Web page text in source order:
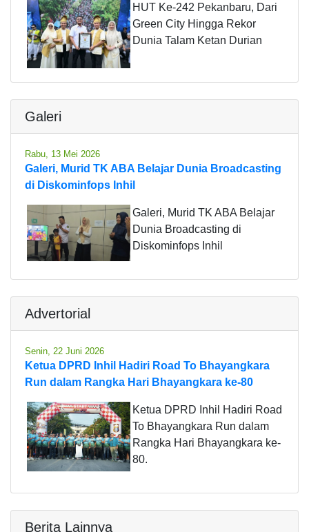
HUT Ke-242 Pekanbaru, Dari
Green City Hingga Rekor
Dunia Talam Ketan Durian
Galeri
Rabu, 13 Mei 2026
Galeri, Murid TK ABA Belajar Dunia Broadcasting
di Diskominfops Inhil
Galeri, Murid TK ABA Belajar
Dunia Broadcasting di
Diskominfops Inhil
Advertorial
Senin, 22 Juni 2026
Ketua DPRD Inhil Hadiri Road To Bhayangkara
Run dalam Rangka Hari Bhayangkara ke-80
Ketua DPRD Inhil Hadiri Road
To Bhayangkara Run dalam
Rangka Hari Bhayangkara ke-
80.
Berita Lainnya